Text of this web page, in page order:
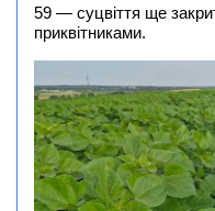
59 — суцвіття ще
приквітниками.